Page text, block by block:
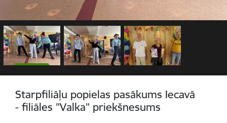
Starpfiliāļu popielas pasākums Iecavā
- filiāles "Valka" priekšnesums